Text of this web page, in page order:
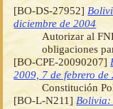
[BO-DS-27952]
diciembre de 2004
Autorizar al
obligaciones
[BO-CPE-20090207]
2009, 7 de febrero de
Constitución
[BO-L-N211] Bolivia: